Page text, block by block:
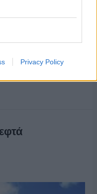
Privacy Policy